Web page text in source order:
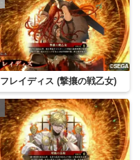
フレイディス (撃攘の戦乙女)